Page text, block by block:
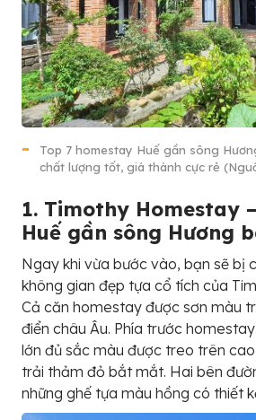
Top 7 homestay Huế gần sông
chất lượng tốt, giá thành cực rẻ
1. Timothy Homestay
Huế gần sông Hương
Ngay khi vừa bước vào, bạn sẽ bị
không gian đẹp tựa cổ tích của
Cả căn homestay được sơn màu
điển châu Âu. Phía trước
lớn đủ sắc màu được treo trên
trải thảm đỏ bắt mắt. Hai bên
những ghế tựa màu hồng có thiết